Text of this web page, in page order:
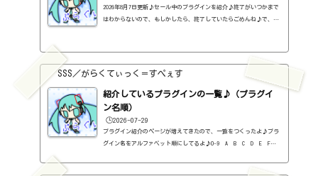
2026年8月7日更新♪セール中のプラグインを紹介♪終了がいつかまで
はわからないので、もしかしたら、終了していたらごめんね♪で、相
OST（UJAM）定価：59ドル → 19ドル（本家さま）FINISHER DYNAMO（U
JAM）定価：59ドル → 9ドル（本家さま）FINISHER FLUXX（UJAM）定
価：59...
SSS／がらくてぃっく＝すぺぇす
紹介しているプラグインの一覧♪（プラグイ
ン名順）
🕒️2026-07-29
プラグイン紹介のページが増えてきたので、一覧をつくったよ♪プラ
グイン名をアルファベット順にしてるよ♪0-9 A B C D E F G